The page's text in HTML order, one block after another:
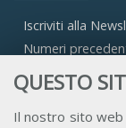
QUESTO
Il nostro sito web
Iscriviti alla
Numeri